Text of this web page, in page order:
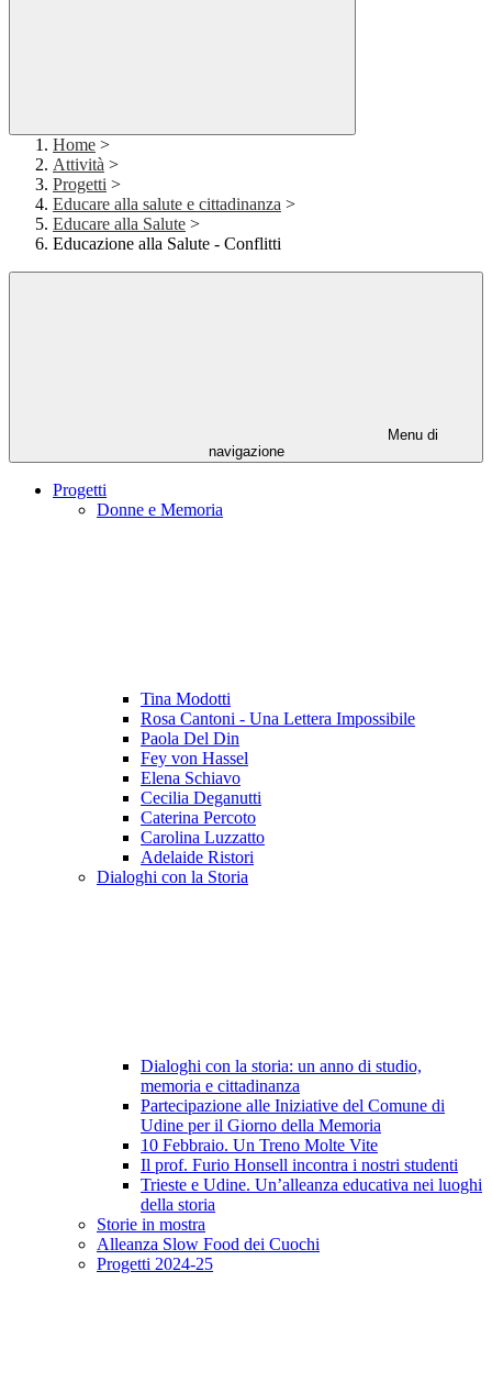
Home >
Attività >
Progetti >
Educare alla salute e cittadinanza >
Educare alla Salute >
Educazione alla Salute - Conflitti
Menu di
navigazione
Progetti
Donne e Memoria
Tina Modotti
Rosa Cantoni - Una Lettera Impossibile
Paola Del Din
Fey von Hassel
Elena Schiavo
Cecilia Deganutti
Caterina Percoto
Carolina Luzzatto
Adelaide Ristori
Dialoghi con la Storia
Dialoghi con la storia: un anno di studio,
memoria e cittadinanza
Partecipazione alle Iniziative del Comune di
Udine per il Giorno della Memoria
10 Febbraio. Un Treno Molte Vite
Il prof. Furio Honsell incontra i nostri studenti
Trieste e Udine. Un’alleanza educativa nei luoghi
della storia
Storie in mostra
Alleanza Slow Food dei Cuochi
Progetti 2024-25